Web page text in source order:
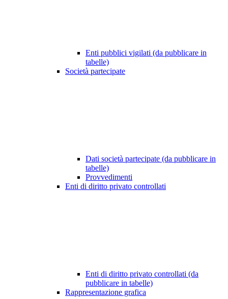
Enti pubblici vigilati (da pubblicare in
tabelle)
Società partecipate
Dati società partecipate (da pubblicare in
tabelle)
Provvedimenti
Enti di diritto privato controllati
Enti di diritto privato controllati (da
pubblicare in tabelle)
Rappresentazione grafica